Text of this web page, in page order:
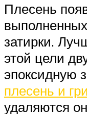
Плесень
затирки.
этой цели
эпоксидную
плесень и
удаляются